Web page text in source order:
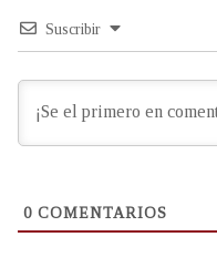
Suscribir
0 COMENTARIOS